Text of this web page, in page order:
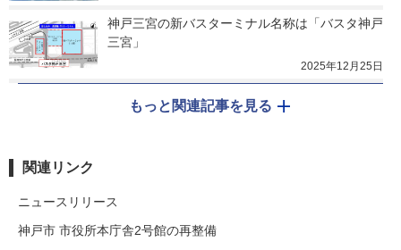
神戸三宮の新バスターミナル名称は「バスタ神戸
三宮」
2025年12月25日
もっと関連記事を見る
関連リンク
ニュースリリース
神戸市 市役所本庁舎2号館の再整備